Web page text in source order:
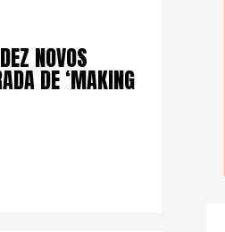
NOVOS
DE ‘MAKING